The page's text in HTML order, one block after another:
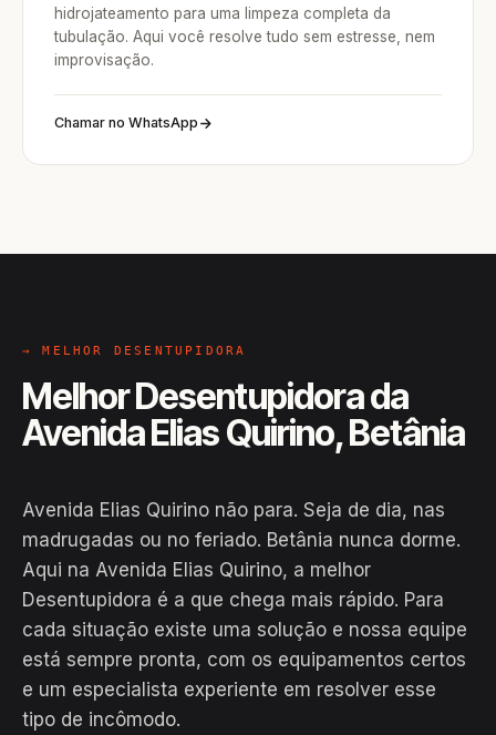
hidrojateamento para uma limpeza completa da
tubulação. Aqui você resolve tudo sem estresse, nem
improvisação.
Chamar no WhatsApp
→ MELHOR DESENTUPIDORA
Melhor Desentupidora da
Avenida Elias Quirino, Betânia
Avenida Elias Quirino não para. Seja de dia, nas
madrugadas ou no feriado. Betânia nunca dorme.
Aqui na Avenida Elias Quirino, a melhor
Desentupidora é a que chega mais rápido. Para
cada situação existe uma solução e nossa equipe
está sempre pronta, com os equipamentos certos
e um especialista experiente em resolver esse
tipo de incômodo.
Hiroshiro · Avenida Elias Quirino,